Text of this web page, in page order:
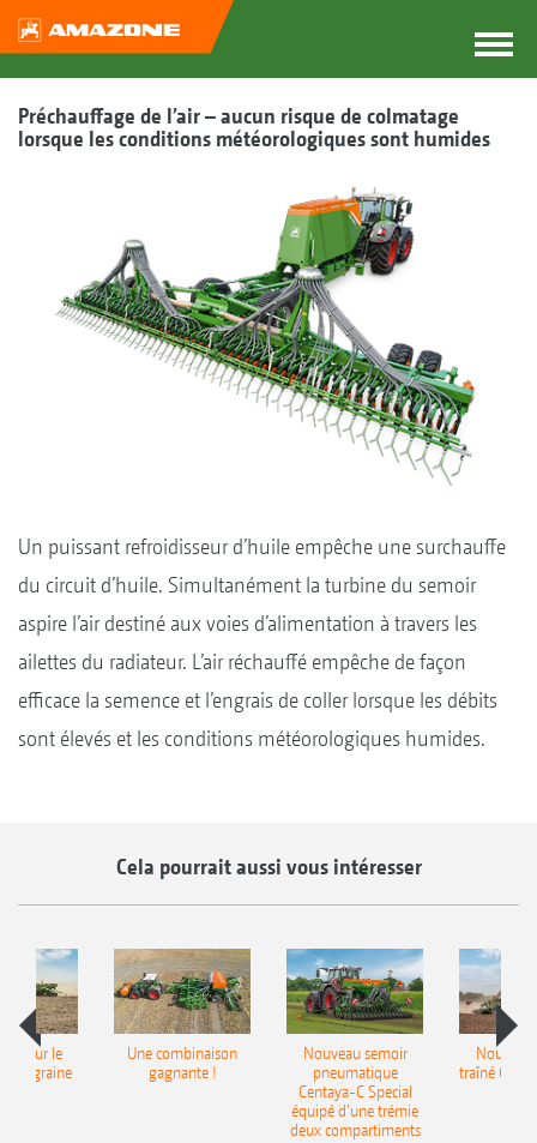
Préchauffage de l’air – aucun risque de colmatage
lorsque les conditions météorologiques sont humides
Un puissant refroidisseur d’huile empêche une surchauffe
du circuit d’huile. Simultanément la turbine du semoir
aspire l’air destiné aux voies d’alimentation à travers les
ailettes du radiateur. L’air réchauffé empêche de façon
efficace la semence et l’engrais de coller lorsque les débits
sont élevés et les conditions météorologiques humides.
Cela pourrait aussi vous intéresser
pour le
Une combinaison
gagnante !
Nouveau semoir
pneumatique
Centaya-C Special
équipé d’une trémie
deux compartiments
traîné